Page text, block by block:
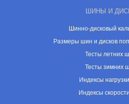
ШИНЫ И
Шинно-дисковый
Размеры шин и дисков
Тесты летних
Тесты зимних
Индексы
Индексы